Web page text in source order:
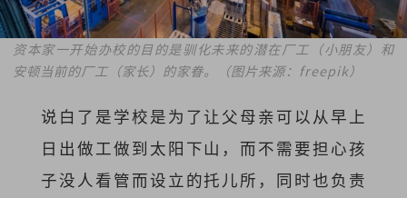
资本家一开始办校的目的是驯化未来的潜在厂工（小朋友）和
安顿当前的厂工（家长）的家眷。（图片来源：freepik）
说白了是学校是为了让父母亲可以从早上
日出做工做到太阳下山，而不需要担心孩
子没人看管而设立的托儿所，同时也负责